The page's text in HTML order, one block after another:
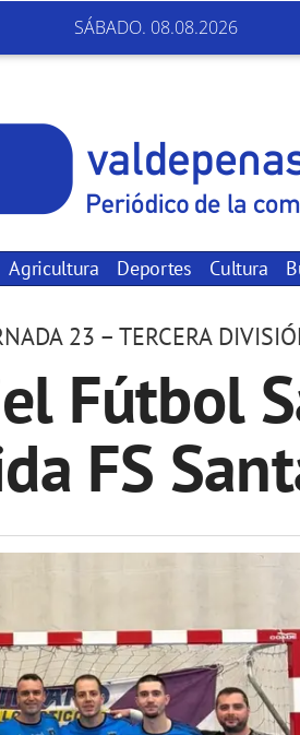
SÁBADO. 08.08.2026
Agricultura Deportes Cultura
23 – TERCERA
Fútbol
FS